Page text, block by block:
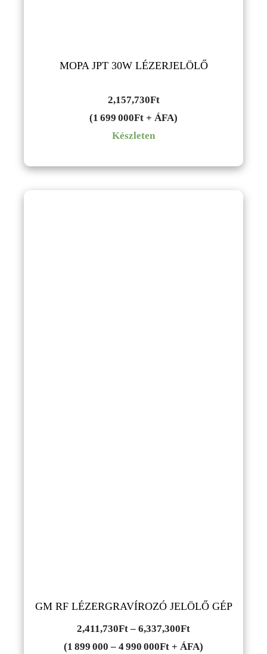
MOPA JPT 30W LÉZERJELÖLŐ
2,157,730Ft
(1 699 000Ft + ÁFA)
Készleten
GM RF LÉZERGRAVÍROZÓ JELÖLŐ GÉP
2,411,730Ft – 6,337,300FtÁrtartomány:
2,411,730Ft
(1 899 000 – 4 990 000Ft + ÁFA)